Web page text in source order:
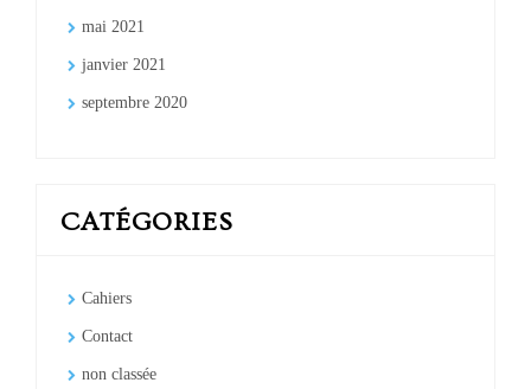
mai 2021
janvier 2021
septembre 2020
CATÉGORIES
Cahiers
Contact
non classée